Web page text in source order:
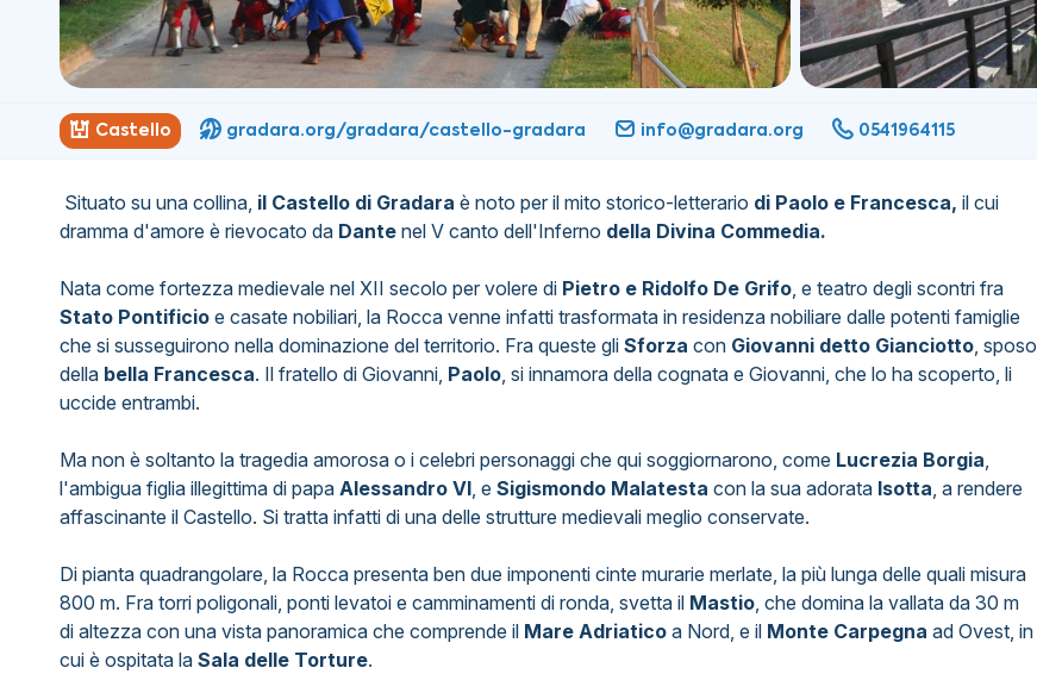
Castello gradara.org/gradara/castello-gradara info@gradara.org 0541964115
Situato su una collina, il Castello di Gradara è noto per il mito storico-letterario di Paolo e Francesca, il cui
dramma d'amore è rievocato daDante nel V canto dell'Inferno della Divina Commedia.
Nata come fortezza medievale nel XII secolo per volere di Pietro e Ridolfo De Grifo, e teatro degli scontri fra
Stato Pontificioe casate nobiliari, la Rocca venne infatti trasformata in residenza nobiliare dalle potenti famiglie
che si susseguirono nella dominazione del territorio. Fra queste gli Sforza con Giovanni detto Gianciotto, sposo
della bella Francesca. Il fratello di Giovanni, Paolo, si innamora della cognata e Giovanni, che lo ha scoperto, li
uccide entrambi.
Ma non è soltanto la tragedia amorosa o i celebri personaggi che qui soggiornarono, come Lucrezia Borgia,
l'ambigua figlia illegittima di papa Alessandro VI, e Sigismondo Malatesta con la sua adorata Isotta, a rendere
affascinante il Castello. Si tratta infatti di una delle strutture medievali meglio conservate.
Di pianta quadrangolare, la Rocca presenta ben due imponenti cinte murarie merlate, la più lunga delle quali misura
800 m. Fra torri poligonali, ponti levatoi e camminamenti di ronda, svetta il Mastio, che domina la vallata da 30 m
di altezza con una vista panoramica che comprende il Mare Adriaticoa Nord, e il Monte Carpegna ad Ovest, in
cui è ospitata la Sala delle Torture.